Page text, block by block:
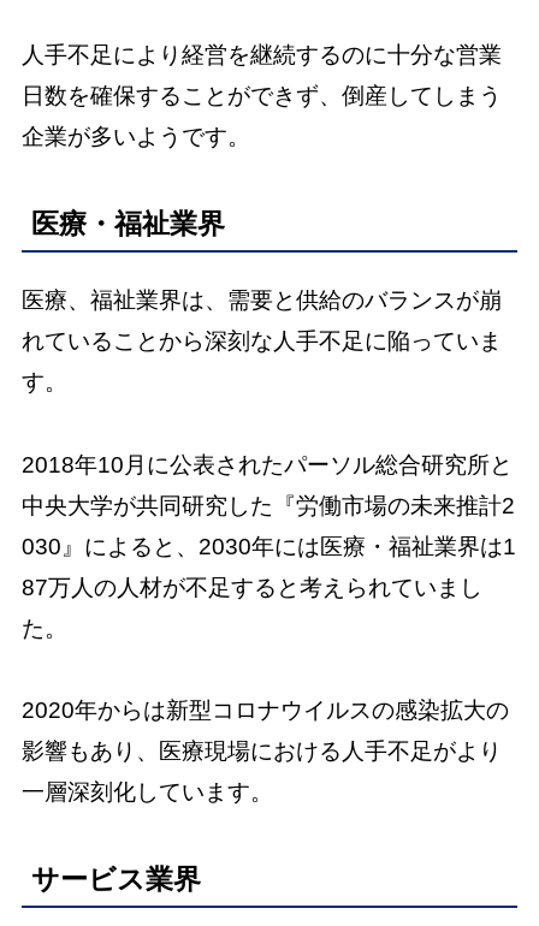
人手不足により経営を継続するのに十分な営業
日数を確保することができず、倒産してしまう
企業が多いようです。
医療・福祉業界
医療、福祉業界は、需要と供給のバランスが崩
れていることから深刻な人手不足に陥っていま
す。
2018年10月に公表されたパーソル総合研究所と
中央大学が共同研究した『労働市場の未来推計2
030』によると、2030年には医療・福祉業界は1
87万人の人材が不足すると考えられていまし
た。
2020年からは新型コロナウイルスの感染拡大の
影響もあり、医療現場における人手不足がより
一層深刻化しています。
サービス業界